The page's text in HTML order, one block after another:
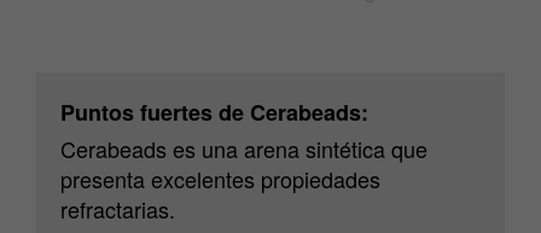
Puntos fuertes de Cerabeads:
Cerabeads es una arena sintética que
presenta excelentes propiedades
refractarias.